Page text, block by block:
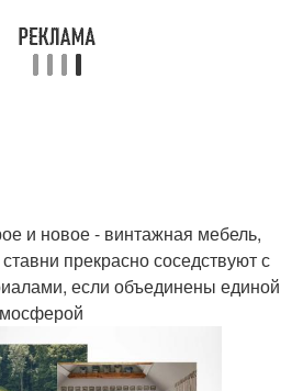
и новое - винтажная мебель,
прекрасно соседствуют с
если объединены единой